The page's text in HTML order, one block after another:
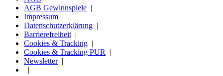
AGB Gewinnspiele
Impressum
Datenschutzerklärung
Barrierefreiheit
Cookies & Tracking
Cookies & Tracking PUR
Newsletter